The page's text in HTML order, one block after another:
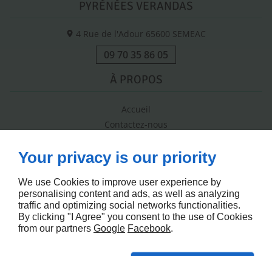
PYRÉNÉES VERANDAS
4 Rue de l'Adour 65600 SEMEAC
09 70 35 86 05
À PROPOS
Accueil
Contactez-nous
Plan du site
SUIVEZ-NOUS
Your privacy is our priority
We use Cookies to improve user experience by
personalising content and ads, as well as analyzing
traffic and optimizing social networks functionalities.
By clicking "I Agree" you consent to the use of Cookies
from our partners Google Facebook.